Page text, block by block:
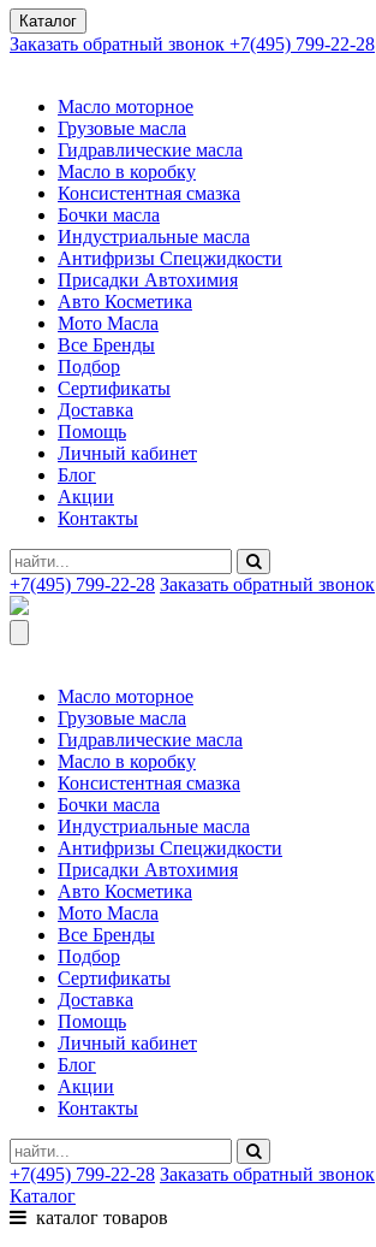
Каталог
Заказать обратный звонок +7(495) 799-22-28
Масло моторное
Грузовые масла
Гидравлические масла
Масло в коробку
Консистентная смазка
Бочки масла
Индустриальные масла
Антифризы Спецжидкости
Присадки Автохимия
Авто Косметика
Мото Масла
Все Бренды
Подбор
Сертификаты
Доставка
Помощь
Личный кабинет
Блог
Акции
Контакты
+7(495) 799-22-28 Заказать обратный звонок
Масло моторное
Грузовые масла
Гидравлические масла
Масло в коробку
Консистентная смазка
Бочки масла
Индустриальные масла
Антифризы Спецжидкости
Присадки Автохимия
Авто Косметика
Мото Масла
Все Бренды
Подбор
Сертификаты
Доставка
Помощь
Личный кабинет
Блог
Акции
Контакты
+7(495) 799-22-28 Заказать обратный звонок
Каталог
каталог товаров